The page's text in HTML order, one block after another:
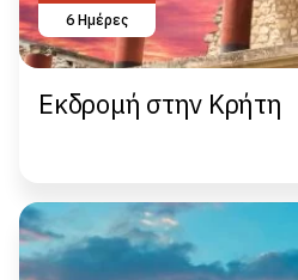
6 Hμέρες
Εκδρομή στην Κρήτη